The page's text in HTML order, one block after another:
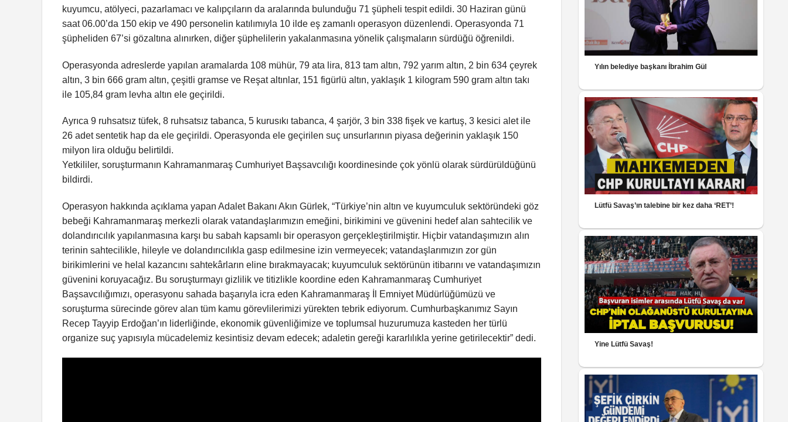
kuyumcu, atölyeci, pazarlamacı ve kalıpçıların da aralarında bulunduğu 71 şüpheli tespit edildi. 30 Haziran günü
saat 06.00’da 150 ekip ve 490 personelin katılımıyla 10 ilde eş zamanlı operasyon düzenlendi. Operasyonda 71
şüpheliden 67’si gözaltına alınırken, diğer şüphelilerin yakalanmasına yönelik çalışmaların sürdüğü öğrenildi.
Operasyonda adreslerde yapılan aramalarda 108 mühür, 79 ata lira, 813 tam altın, 792 yarım altın, 2 bin 634 çeyrek
altın, 3 bin 666 gram altın, çeşitli gramse ve Reşat altınlar, 151 figürlü altın, yaklaşık 1 kilogram 590 gram altın takı
ile 105,84 gram levha altın ele geçirildi.
Ayrıca 9 ruhsatsız tüfek, 8 ruhsatsız tabanca, 5 kurusıkı tabanca, 4 şarjör, 3 bin 338 fişek ve kartuş, 3 kesici alet ile
26 adet sentetik hap da ele geçirildi. Operasyonda ele geçirilen suç unsurlarının piyasa değerinin yaklaşık 150
milyon lira olduğu belirtildi.
Yetkililer, soruşturmanın Kahramanmaraş Cumhuriyet Başsavcılığı koordinesinde çok yönlü olarak sürdürüldüğünü
bildirdi.
Operasyon hakkında açıklama yapan Adalet Bakanı Akın Gürlek, “Türkiye’nin altın ve kuyumculuk sektöründeki göz
bebeği Kahramanmaraş merkezli olarak vatandaşlarımızın emeğini, birikimini ve güvenini hedef alan sahtecilik ve
dolandırıcılık yapılanmasına karşı bu sabah kapsamlı bir operasyon gerçekleştirilmiştir. Hiçbir vatandaşımızın alın
terinin sahtecilikle, hileyle ve dolandırıcılıkla gasp edilmesine izin vermeyecek; vatandaşlarımızın zor gün
birikimlerini ve helal kazancını sahtekârların eline bırakmayacak; kuyumculuk sektörünün itibarını ve vatandaşımızın
güvenini koruyacağız. Bu soruşturmayı gizlilik ve titizlikle koordine eden Kahramanmaraş Cumhuriyet
Başsavcılığımızı, operasyonu sahada başarıyla icra eden Kahramanmaraş İl Emniyet Müdürlüğümüzü ve
soruşturma sürecinde görev alan tüm kamu görevlilerimizi yürekten tebrik ediyorum. Cumhurbaşkanımız Sayın
Recep Tayyip Erdoğan’ın liderliğinde, ekonomik güvenliğimize ve toplumsal huzurumuza kasteden her türlü
organize suç yapısıyla mücadelemiz kesintisiz devam edecek; adaletin gereği kararlılıkla yerine getirilecektir” dedi.
Yılın belediye başkanı İbrahim Gül
Lütfü Savaş’ın talebine bir kez daha ‘RET’!
Yine Lütfü Savaş!